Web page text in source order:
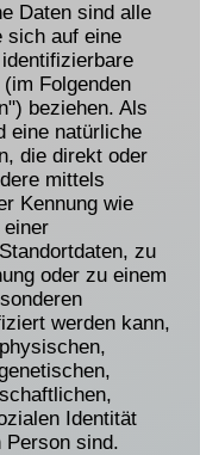
Daten sind alle
sich auf eine
Folgenden
beziehen. Als
eine natürliche
die direkt oder
mittels
Kennung wie
einer
zu
oder zu einem
werden kann,
Identität
Person sind.